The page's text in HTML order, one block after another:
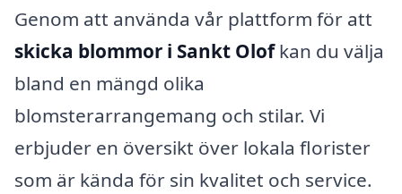
Genom att använda vår plattform för att
skicka blommor i Sankt Olofkan du välja
bland en mängd olika
blomsterarrangemang och stilar. Vi
erbjuder en översikt över lokala florister
som är kända för sin kvalitet och service.